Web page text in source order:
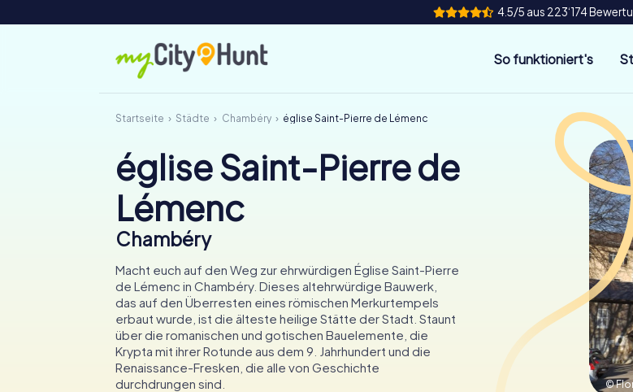
4.5/5 aus 223‘174
So funktioniert's
Startseite Städte Chambéry église Saint-Pierre de Lémenc
église Saint-Pierre de
Lémenc
Chambéry
Macht euch auf den Weg zur ehrwürdigen Église Saint-Pierre
de Lémenc in Chambéry. Dieses altehrwürdige Bauwerk,
das auf den Überresten eines römischen Merkurtempels
erbaut wurde, ist die älteste heilige Stätte der Stadt. Staunt
über die romanischen und gotischen Bauelemente, die
Krypta mit ihrer Rotunde aus dem 9. Jahrhundert und die
Renaissance-Fresken, die alle von Geschichte
durchdrungen sind.
©